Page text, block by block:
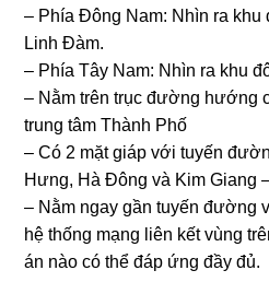
– Phía Đông Nam: Nhìn ra khu
Linh Đàm.
– Phía Tây Nam: Nhìn ra khu
– Nằm trên trục đường hướng
trung tâm Thành Phố
– Có 2 mặt giáp với tuyến
Hưng, Hà Đông và Kim Giang
– Nằm ngay gần tuyến đường
hệ thống mạng liên kết vùng
án nào có thể đáp ứng đầy đủ.